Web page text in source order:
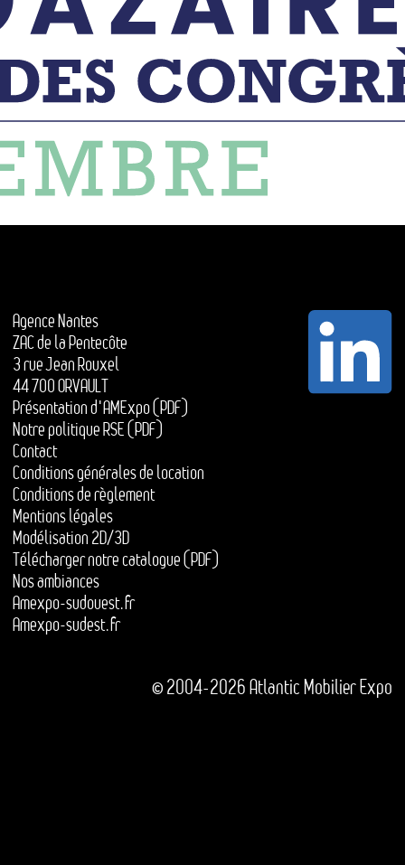
Agence Nantes
ZAC de la Pentecôte
3 rue Jean Rouxel
44 700 ORVAULT
Présentation d'AMExpo (PDF)
Notre politique RSE (PDF)
Contact
Conditions générales de location
Conditions de règlement
Mentions légales
Modélisation 2D/3D
Télécharger notre catalogue (PDF)
Nos ambiances
Amexpo-sudouest.fr
Amexpo-sudest.fr
© 2004-2026 Atlantic Mobilier Expo